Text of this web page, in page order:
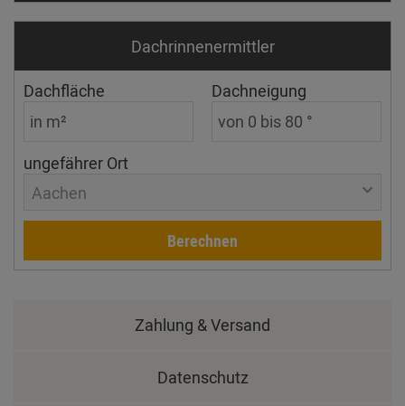
Dachrinnen­ermittler
Dachfläche Dachneigung
ungefährer Ort
Aachen
Berechnen
Zahlung & Versand
Datenschutz